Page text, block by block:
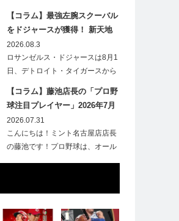
【コラム】最強左腕スクーバル
をドジャースが獲得！ 新天地
での初トレカは「Go Blue !」
のインスク入り！
2026.08.3
ロサンゼルス・ドジャースは8月1
日、デトロイト・タイガースから
【コラム】藤池店長の「プロ野
球注目プレイヤー」2026年7月
号②
2026.07.31
こんにちは！ミント名古屋店店長
の藤池です！プロ野球は、オール